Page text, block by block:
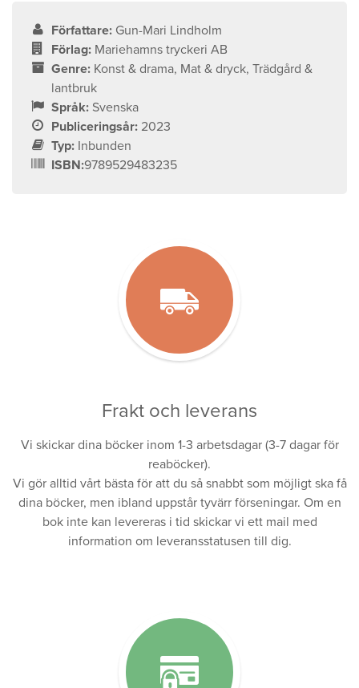
Författare: Gun-Mari Lindholm
Förlag: Mariehamns tryckeri AB
Genre: Konst & drama, Mat & dryck, Trädgård &
lantbruk
Språk: Svenska
Publiceringsår: 2023
Typ: Inbunden
ISBN:9789529483235
Frakt och leverans
Vi skickar dina böcker inom 1-3 arbetsdagar (3-7 dagar för
reaböcker).
Vi gör alltid vårt bästa för att du så snabbt som möjligt ska få
dina böcker, men ibland uppstår tyvärr förseningar. Om en
bok inte kan levereras i tid skickar vi ett mail med
information om leveransstatusen till dig.